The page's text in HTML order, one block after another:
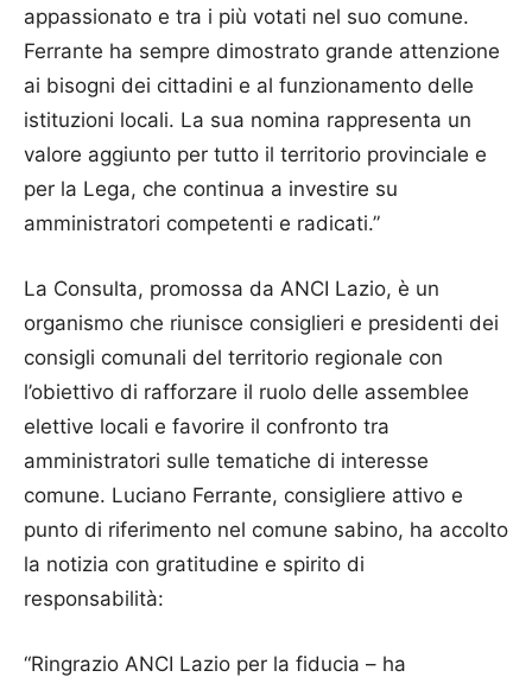
appassionato e tra i più votati nel suo comune.
Ferrante ha sempre dimostrato grande attenzione
ai bisogni dei cittadini e al funzionamento delle
istituzioni locali. La sua nomina rappresenta un
valore aggiunto per tutto il territorio provinciale e
per la Lega, che continua a investire su
amministratori competenti e radicati.”
La Consulta, promossa da ANCI Lazio, è un
organismo che riunisce consiglieri e presidenti dei
consigli comunali del territorio regionale con
l’obiettivo di rafforzare il ruolo delle assemblee
elettive locali e favorire il confronto tra
amministratori sulle tematiche di interesse
comune. Luciano Ferrante, consigliere attivo e
punto di riferimento nel comune sabino, ha accolto
la notizia con gratitudine e spirito di
responsabilità:
“Ringrazio ANCI Lazio per la fiducia – ha